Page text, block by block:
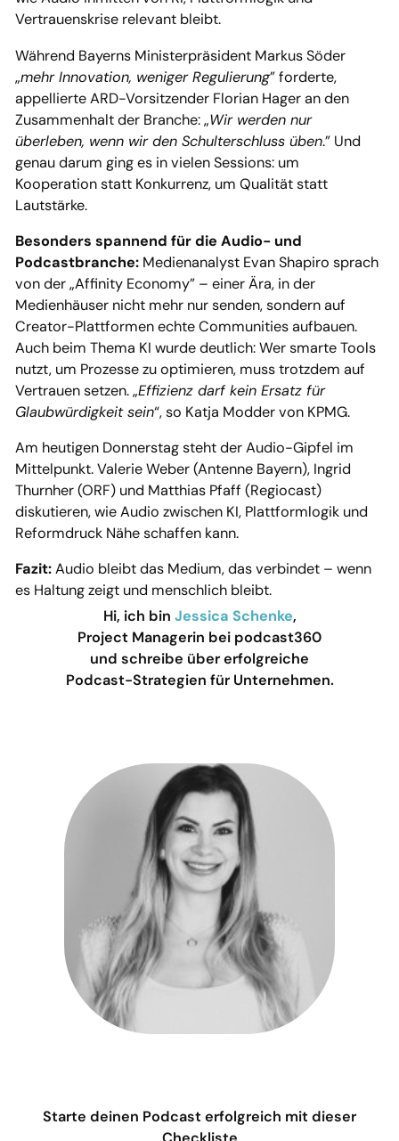
Vertrauenskrise relevant bleibt.
Während Bayerns Ministerpräsident Markus Söder
„mehr Innovation, weniger Regulierung” forderte,
appellierte ARD-Vorsitzender Florian Hager an den
Zusammenhalt der Branche: „Wir werden nur
überleben, wenn wir den Schulterschluss üben.” Und
genau darum ging es in vielen Sessions: um
Kooperation statt Konkurrenz, um Qualität statt
Lautstärke.
Besonders spannend für die Audio- und
Podcastbranche: Medienanalyst Evan Shapiro sprach
von der „Affinity Economy” – einer Ära, in der
Medienhäuser nicht mehr nur senden, sondern auf
Creator-Plattformen echte Communities aufbauen.
Auch beim Thema KI wurde deutlich: Wer smarte Tools
nutzt, um Prozesse zu optimieren, muss trotzdem auf
Vertrauen setzen. „Effizienz darf kein Ersatz für
Glaubwürdigkeit sein“, so Katja Modder von KPMG.
Am heutigen Donnerstag steht der Audio-Gipfel im
Mittelpunkt. Valerie Weber (Antenne Bayern), Ingrid
Thurnher (ORF) und Matthias Pfaff (Regiocast)
diskutieren, wie Audio zwischen KI, Plattformlogik und
Reformdruck Nähe schaffen kann.
Fazit:Audio bleibt das Medium, das verbindet – wenn
es Haltung zeigt und menschlich bleibt.
Hi, ich bin Jessica Schenke,
Project Managerin bei podcast360
und schreibe über erfolgreiche
Podcast-Strategien für Unternehmen.
Starte deinen Podcast erfolgreich mit dieser